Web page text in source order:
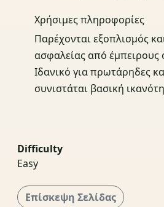
Χρήσιμες πληροφορίες
Παρέχονται εξοπλισμός
ασφαλείας από έμπειρους
Ιδανικό για πρωτάρηδες
συνιστάται βασική
Difficulty
Easy
Επίσκεψη Σελίδας